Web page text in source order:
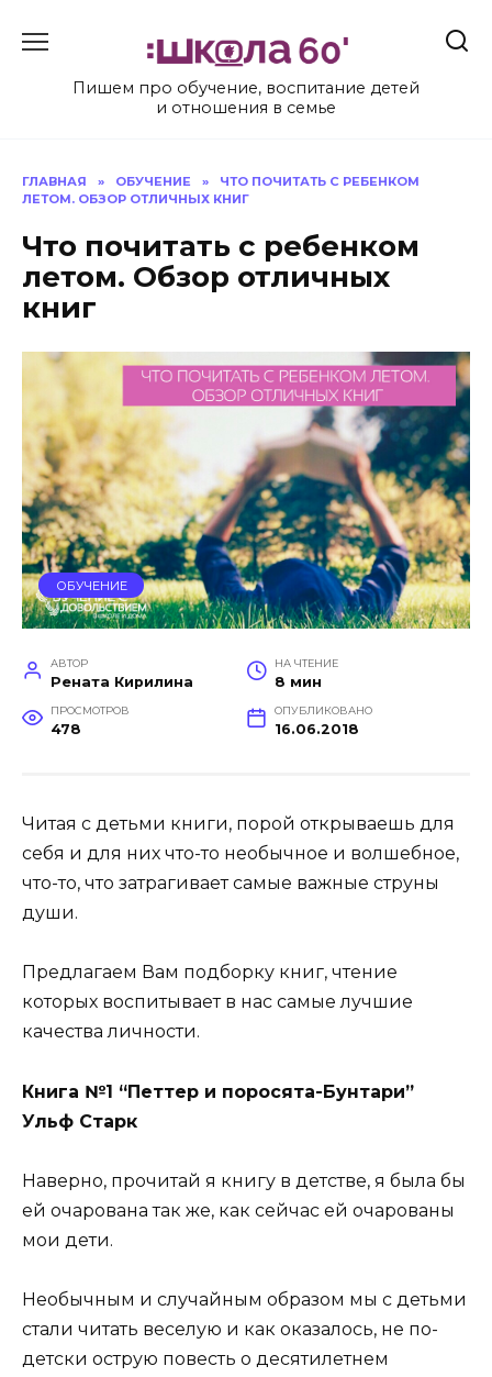
Пишем про обучение, воспитание детей
и отношения в семье
ГЛАВНАЯ » ОБУЧЕНИЕ »
ЧТО ПОЧИТАТЬ С РЕБЕНКОМ
ЛЕТОМ. ОБЗОР ОТЛИЧНЫХ КНИГ
Что почитать с ребенком
летом. Обзор отличных
книг
ОБУЧЕНИЕ
АВТОР
Рената Кирилина
НА ЧТЕНИЕ
8 мин
ПРОСМОТРОВ
478
ОПУБЛИКОВАНО
16.06.2018
Читая с детьми книги, порой открываешь для
себя и для них что-то необычное и волшебное,
что-то, что затрагивает самые важные струны
души.
Предлагаем Вам подборку книг, чтение
которых воспитывает в нас самые лучшие
качества личности.
Книга №1 “Петтер и поросята-Бунтари”
Ульф Старк
Наверно, прочитай я книгу в детстве, я была бы
ей очарована так же, как сейчас ей очарованы
мои дети.
Необычным и случайным образом мы с детьми
стали читать веселую и как оказалось, не по-
детски острую повесть о десятилетнем